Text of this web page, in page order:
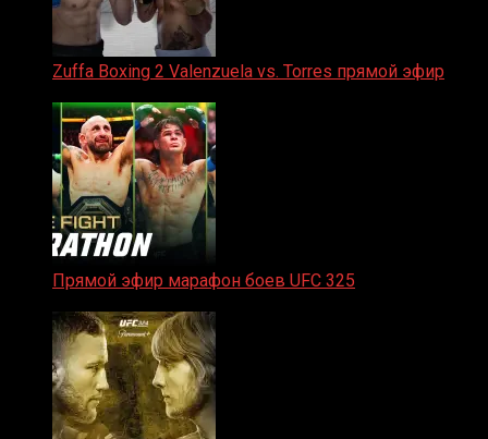
Zuffa Boxing 2 Valenzuela vs. Torres прямой эфир
Прямой эфир марафон боев UFC 325